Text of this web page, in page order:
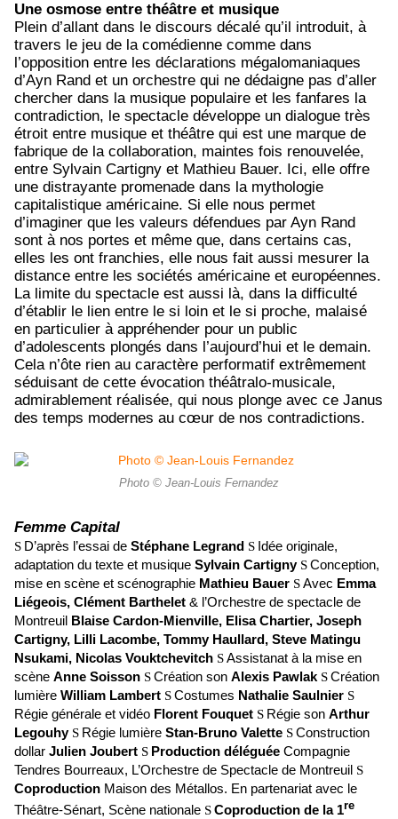
Une osmose entre théâtre et musique
Plein d’allant dans le discours décalé qu’il introduit, à
travers le jeu de la comédienne comme dans
l’opposition entre les déclarations mégalomaniaques
d’Ayn Rand et un orchestre qui ne dédaigne pas d’aller
chercher dans la musique populaire et les fanfares la
contradiction, le spectacle développe un dialogue très
étroit entre musique et théâtre qui est une marque de
fabrique de la collaboration, maintes fois renouvelée,
entre Sylvain Cartigny et Mathieu Bauer. Ici, elle offre
une distrayante promenade dans la mythologie
capitalistique américaine. Si elle nous permet
d’imaginer que les valeurs défendues par Ayn Rand
sont à nos portes et même que, dans certains cas,
elles les ont franchies, elle nous fait aussi mesurer la
distance entre les sociétés américaine et européennes.
La limite du spectacle est aussi là, dans la difficulté
d’établir le lien entre le si loin et le si proche, malaisé
en particulier à appréhender pour un public
d’adolescents plongés dans l’aujourd’hui et le demain.
Cela n’ôte rien au caractère performatif extrêmement
séduisant de cette évocation théâtralo-musicale,
admirablement réalisée, qui nous plonge avec ce Janus
des temps modernes au cœur de nos contradictions.
Photo © Jean-Louis Fernandez
Femme Capital
S D’après l’essai de Stéphane Legrand S Idée originale,
adaptation du texte et musique Sylvain Cartigny SConception,
mise en scène et scénographie Mathieu Bauer SAvec Emma
Liégeois, Clément Barthelet & l’Orchestre de spectacle de
Montreuil Blaise Cardon-Mienville, Elisa Chartier, Joseph
Cartigny, Lilli Lacombe, Tommy Haullard, Steve Matingu
Nsukami, Nicolas Vouktchevitch SAssistanat à la mise en
scène Anne Soisson SCréation son Alexis Pawlak SCréation
lumière William Lambert SCostumes Nathalie Saulnier S
Régie générale et vidéo Florent Fouquet S Régie son Arthur
Legouhy S Régie lumière Stan-Bruno Valette SConstruction
dollar Julien Joubert S Production déléguée Compagnie
Tendres Bourreaux, L’Orchestre de Spectacle de Montreuil S
Coproduction Maison des Métallos. En partenariat avec le
Théâtre-Sénart, Scène nationale SCoproduction de la 1re